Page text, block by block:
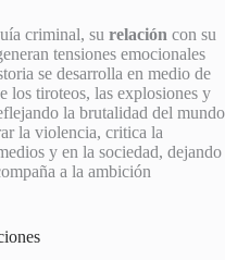
criminal, su relación con su
tensiones emocionales
se desarrolla en medio de
los tiroteos, las explosiones y
la brutalidad del mundo
la violencia, critica la
y en la sociedad, dejando
a la ambición